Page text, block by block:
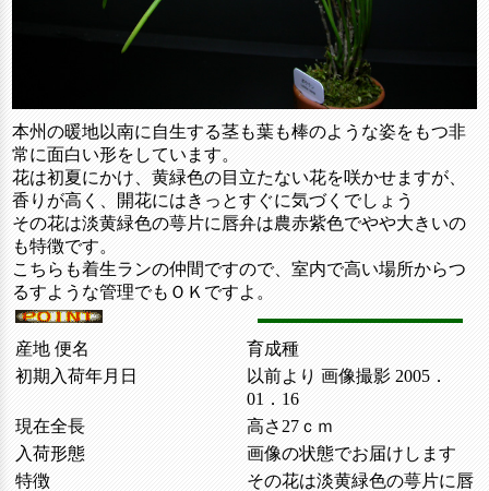
本州の暖地以南に自生する茎も葉も棒のような姿をもつ非
常に面白い形をしています。
花は初夏にかけ、黄緑色の目立たない花を咲かせますが、
香りが高く、開花にはきっとすぐに気づくでしょう
その花は淡黄緑色の萼片に唇弁は農赤紫色でやや大きいの
も特徴です。
こちらも着生ランの仲間ですので、室内で高い場所からつ
るすような管理でもＯＫですよ。
産地 便名
育成種
初期入荷年月日
以前より 画像撮影 2005．
01．16
現在全長
高さ27ｃｍ
入荷形態
画像の状態でお届けします
特徴
その花は淡黄緑色の萼片に唇